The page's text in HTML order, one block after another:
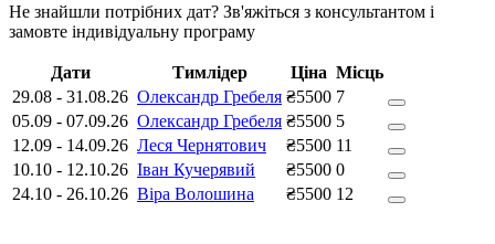
Не знайшли потрібних дат? Зв'яжіться з консультантом і
замовте індивідуальну програму
Дати Тимлідер Ціна Місць
29.08 - 31.08.26 Олександр Гребеля ₴5500 7
05.09 - 07.09.26 Олександр Гребеля ₴5500 5
12.09 - 14.09.26 Леся Чернятович ₴5500 11
10.10 - 12.10.26 Іван Кучерявий ₴5500 0
24.10 - 26.10.26 Віра Волошина ₴5500 12